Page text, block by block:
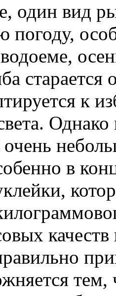
один вид
погоду,
к
очень
в